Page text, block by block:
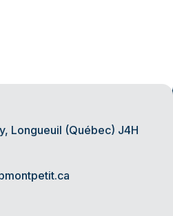
Longueuil (Québec) J4H